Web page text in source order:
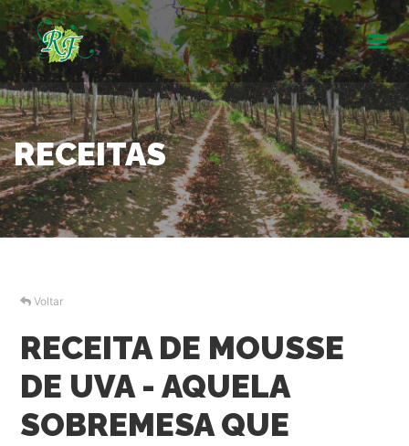
INÍCIO
SOBRE
UVAS
RECEITAS
GALERIA
CONTATO
RECEITAS
Voltar
RECEITA DE MOUSSE
DE UVA - AQUELA
SOBREMESA QUE